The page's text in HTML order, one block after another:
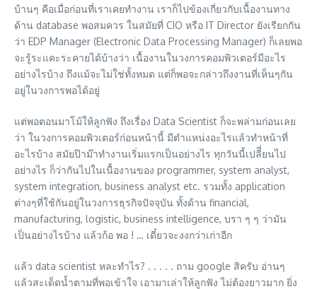
บ้านๆ คือเมื่อก่อนที่เราเคยทำงาน เราก็ไปข้องเกี่ยวกับเนื้องานทาง
ด้าน database พอสมควร ในสมัยที่ CIO หรือ IT Director ยังเรียกกัน
ว่า EDP Manager (Electronic Data Processing Manager) ก็เลยพอ
จะรู้ระแคะระคายได้บ้างว่า เนื้องานในวงการคอมพิวเตอร์มีอะไร
อย่างไรบ้าง ถึงแม้จะไม่ใช่ทั้งหมด แต่ก็พอจะกล่าวถึงงานที่เห็นๆกัน
อยู่ในวงการพอได้อยู่
แต่พอตอนมาโม้ให้ลูกฟัง ถึงเรื่อง Data Scientist ก็จะพล่ามก่อนเลย
ว่า ในวงการคอมพิวเตอร์ก่อนหน้านี้ มีตำแหน่งอะไรแล้วทำหน้าที่
อะไรบ้าง สมัยป๊าม๊าทำงานเริ่มแรกเป็นอย่างไร ทุกวันนี้เปลีี่ยนไป
อย่างไร ก็ว่ากันไปในเนื้องานของ programmer, system analyst,
system integration, business analyst etc. รวมทั้ง application
ต่างๆที่ใช้กันอยู่ในวงการธุรกิจปัจจุบัน ทั้งด้าน financial,
manufacturing, logistic, business intelligence, บรา ๆ ๆ ว่ามัน
เป็นอย่างไรบ้าง แล้วก้อ พอ ! … เดี๋ยวจะงงกว่าเก่าอีก
แล้ว data scientist หละทำไร? . . . . . ถาม google สิครับ อ่านๆ
แล้วสะเด็ดน้ำตามที่พอเข้าใจ เอามาเล่าให้ลูกฟัง ไม่ต้องยาวมาก ยิ่ง